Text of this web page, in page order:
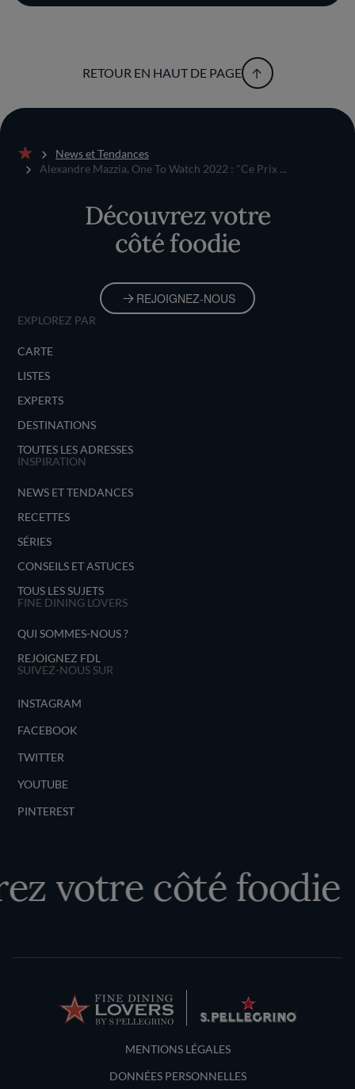
RETOUR EN HAUT DE PAGE
Accueil
News et Tendances
Alexandre Mazzia, One To Watch 2022 : "Ce Prix ...
Découvrez votre
côté foodie
REJOIGNEZ-NOUS
EXPLOREZ PAR
CARTE
LISTES
EXPERTS
DESTINATIONS
TOUTES LES ADRESSES
INSPIRATION
NEWS ET TENDANCES
RECETTES
SÉRIES
CONSEILS ET ASTUCES
TOUS LES SUJETS
FINE DINING LOVERS
QUI SOMMES-NOUS ?
REJOIGNEZ FDL
SUIVEZ-NOUS SUR
INSTAGRAM
FACEBOOK
TWITTER
YOUTUBE
PINTEREST
votre côté foodie
Terms and Conditions
MENTIONS LÉGALES
DONNÉES PERSONNELLES